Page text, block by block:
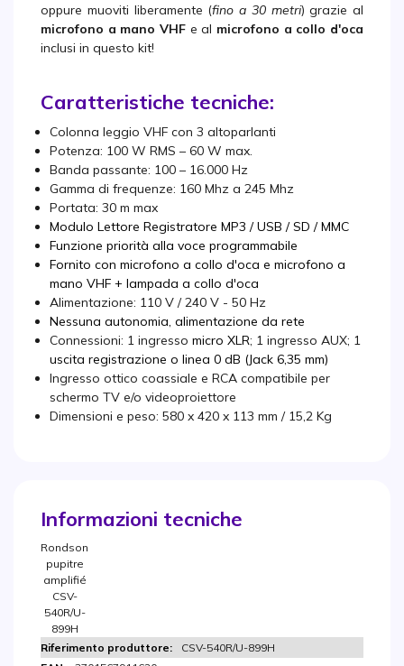
oppure muoviti liberamente (fino a 30 metri) grazie al
microfono a mano VHF e al microfono a collo d'oca
inclusi in questo kit!
Caratteristiche tecniche:
Colonna leggio VHF con 3 altoparlanti
Potenza: 100 W RMS – 60 W max.
Banda passante: 100 – 16.000 Hz
Gamma di frequenze: 160 Mhz a 245 Mhz
Portata: 30 m max
Modulo Lettore Registratore MP3 / USB / SD / MMC
Funzione priorità alla voce programmabile
Fornito con microfono a collo d'oca e microfono a
mano VHF + lampada a collo d'oca
Alimentazione: 110 V / 240 V - 50 Hz
Nessuna autonomia, alimentazione da rete
Connessioni: 1 ingresso micro XLR; 1 ingresso AUX; 1
uscita registrazione o linea 0 dB (Jack 6,35 mm)
Ingresso ottico coassiale e RCA compatibile per
schermo TV e/o videoproiettore
Dimensioni e peso: 580 x 420 x 113 mm / 15,2 Kg
Informazioni tecniche
Rondson
pupitre
amplifié
CSV-
540R/U-
899H
CSV-540R/U-899H